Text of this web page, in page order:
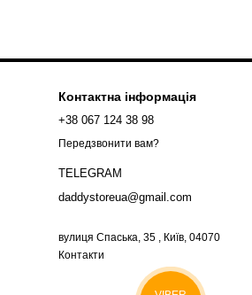
Контактна інформація
+38 067 124 38 98
Передзвонити вам?
TELEGRAM
daddystoreua@gmail.com
вулиця Спаська, 35 , Київ, 04070
Контакти